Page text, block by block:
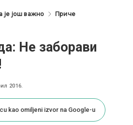
је још важно Приче
Не заборави
2016.
kao omiljeni izvor na Google-u